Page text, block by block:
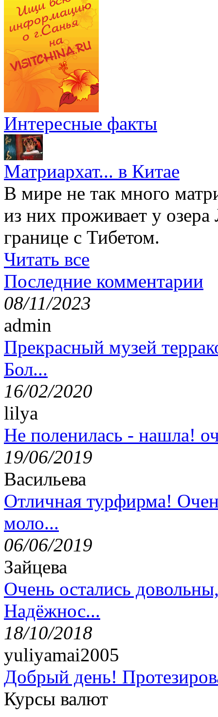
Интересные факты
Матриархат... в Китае
В мире не так много
из них проживает у
границе с Тибетом.
Читать все
Последние комментарии
08/11/2023
admin
Прекрасный музей
Бол...
16/02/2020
lilya
Не поленилась - нашла!
19/06/2019
Васильева
Отличная турфирма!
моло...
06/06/2019
Зайцева
Очень остались
Надёжнос...
18/10/2018
yuliyamai2005
Добрый день!
Курсы валют